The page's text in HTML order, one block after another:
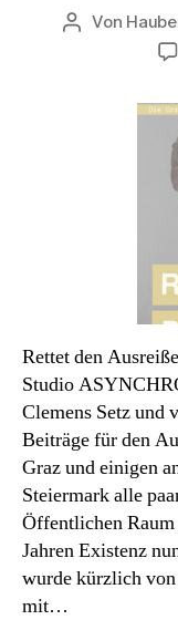
Beitragsautor
Von
Rettet den
Studio
Clemens Setz und
Beiträge für den
Graz und einigen
Steiermark alle
Öffentlichen
Jahren Existenz
wurde kürzlich
mit…